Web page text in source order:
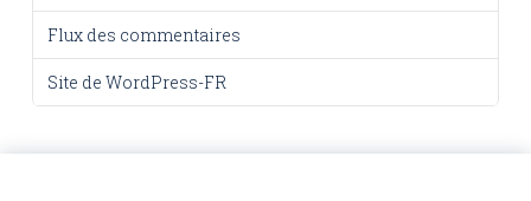
Flux des commentaires
Site de WordPress-FR